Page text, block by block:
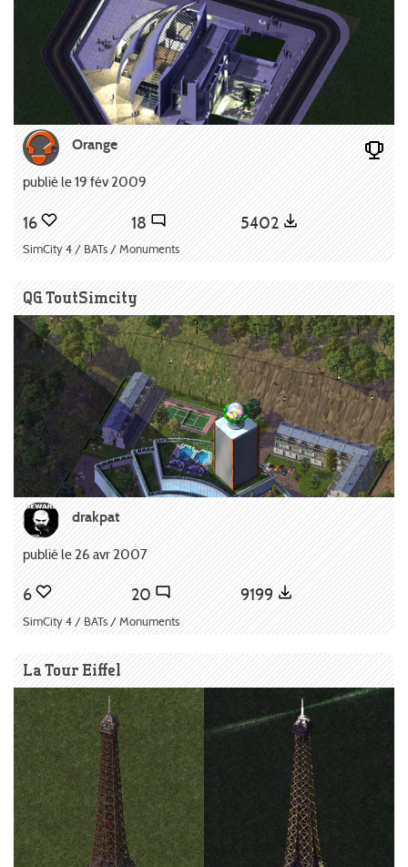
Orange
publié le 19 fév 2009
16 18 5402
SimCity 4 / BATs / Monuments
QG ToutSimcity
drakpat
publié le 26 avr 2007
6 20 9199
SimCity 4 / BATs / Monuments
La Tour Eiffel